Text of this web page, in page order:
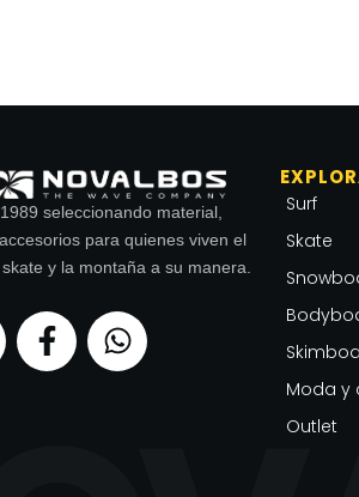
seleccionando material,
para quienes viven el
y la montaña a su manera.
F
a
c
W
h
a
Surf
Skate
Moda y
Outlet